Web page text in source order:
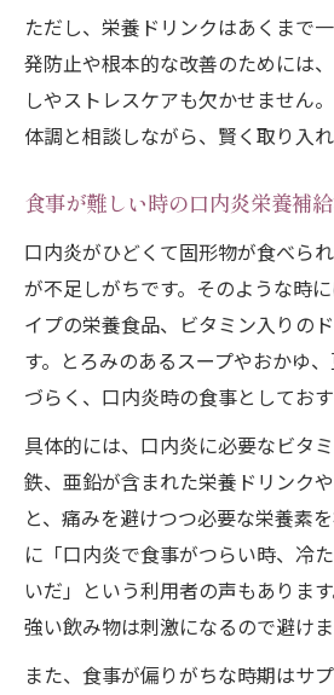
ただし、栄養ドリンクはあくまで
発防止や根本的な改善のためには
しやストレスケアも欠かせません
体調と相談しながら、賢く取り入れ
食事が難しい時の口内炎栄養補
口内炎がひどくて固形物が食べら
が不足しがちです。そのような時
イプの栄養食品、ビタミン入りの
す。とろみのあるスープやおかゆ
づらく、口内炎時の食事としておす
具体的には、口内炎に必要なビタ
鉄、亜鉛が含まれた栄養ドリンク
と、痛みを避けつつ必要な栄養素
に「口内炎で食事がつらい時、冷
いだ」という利用者の声もありま
強い飲み物は刺激になるので避けま
また、食事が偏りがちな時期はサ